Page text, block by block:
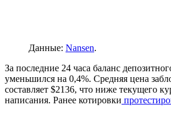
Данные: Nansen.
За последние 24 часа баланс
уменьшился на 0,4%. Средняя цена
составляет $2136, что ниже текущего
написания. Ранее котировки